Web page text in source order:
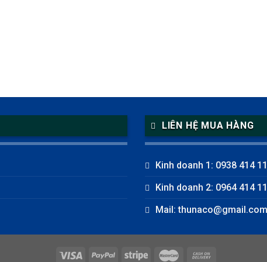
LIÊN HỆ MUA HÀNG
Kinh doanh 1: 0938 414
Kinh doanh 2: 0964 414
Mail: thunaco@gmail.com